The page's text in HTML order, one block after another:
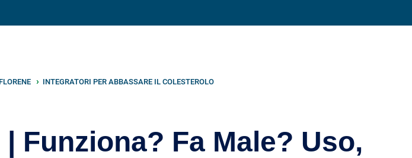
INTEGRATORI PER ABBASSARE IL COLESTEROLO
Funziona? Fa Male? Uso,